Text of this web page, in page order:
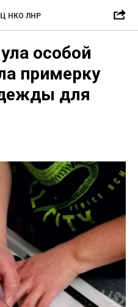
НКО ЛНР
особой
примерку
для